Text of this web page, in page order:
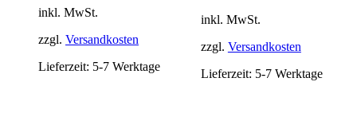
inkl. MwSt.
zzgl. Versandkosten
Lieferzeit: 5-7 Werktage
inkl. MwSt.
zzgl. Versandkosten
Lieferzeit: 5-7 Werktage